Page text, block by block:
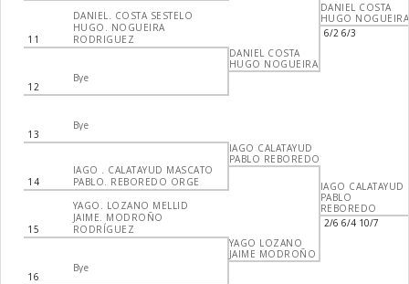
11
DANIEL. COSTA SESTELO
HUGO. NOGUEIRA
RODRIGUEZ
12
Bye
13
Bye
14
IAGO . CALATAYUD MASCATO
PABLO. REBOREDO ORGE
15
YAGO. LOZANO MELLID
JAIME. MODROÑO
RODRÍGUEZ
16
Bye
DANIEL COSTA
HUGO NOGUEIRA
IAGO CALATAYUD
PABLO REBOREDO
YAGO LOZANO
JAIME MODROÑO
DANIEL COSTA
HUGO NOGUEIRA
6/2 6/3
IAGO CALATAYUD
PABLO
REBOREDO
2/6 6/4 10/7